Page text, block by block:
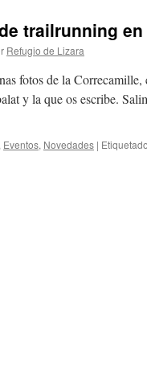
trailrunning
Refugio de Lizara
fotos de la Correcamille,
y la que os escribe.
Eventos, Novedades | Etiquetado